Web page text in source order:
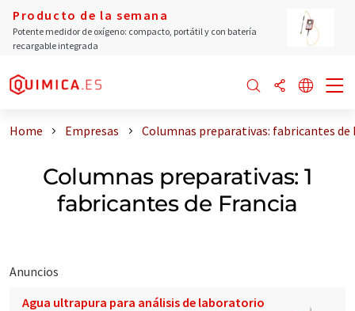
Producto de la semana
Potente medidor de oxígeno: compacto, portátil y con batería
recargable integrada
Home Empresas Columnas preparativas: fabricantes de
Columnas preparativas: 1
fabricantes de Francia
Anuncios
Agua ultrapura para análisis de laboratorio